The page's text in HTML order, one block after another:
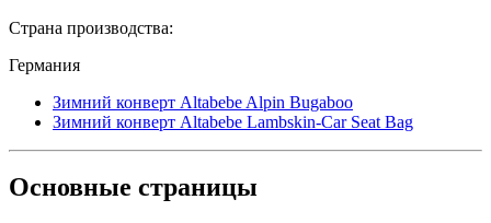
Страна производства:
Германия
Зимний конверт Altabebe Alpin Bugaboo
Зимний конверт Altabebe Lambskin-Car Seat Bag
Основные страницы